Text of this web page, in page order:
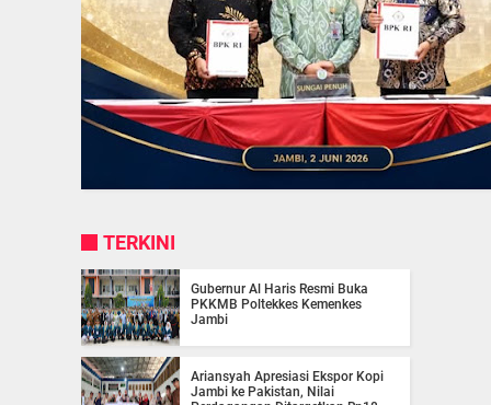
TERKINI
Gubernur Al Haris Resmi Buka
PKKMB Poltekkes Kemenkes
Jambi
Ariansyah Apresiasi Ekspor Kopi
Jambi ke Pakistan, Nilai